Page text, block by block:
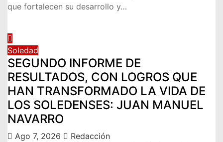
que fortalecen su desarrollo y…
Soledad
SEGUNDO INFORME DE
RESULTADOS, CON LOGROS QUE
HAN TRANSFORMADO LA VIDA DE
LOS SOLEDENSES: JUAN MANUEL
NAVARRO
Ago 7, 2026
Redacción